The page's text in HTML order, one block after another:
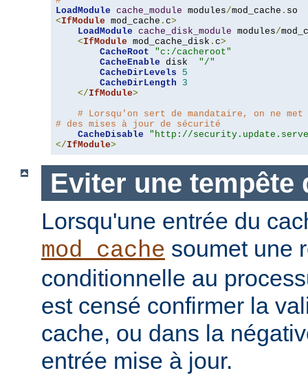
LoadModule cache_module modules/mod_cache .
<IfModule mod_cache . c>
LoadModule cache_disk_module modules/
<IfModule mod_cache_disk . c>
CacheRoot
"c:/cacheroot"
CacheEnable disk "/"
CacheDirLevels
5
CacheDirLength
3
</IfModule>
# Lorsqu'on sert de mandataire, on ne
# des mises à jour de sécurité
CacheDisable
"http://
</IfModule>
Eviter une tempête
Lorsqu'une entrée du
mod_cache soumet une
conditionnelle au
est censé confirmer la
cache, ou dans la
entrée mise à jour.